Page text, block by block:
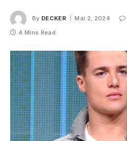
By DECKER Mai 2, 2024
4 Mins Read